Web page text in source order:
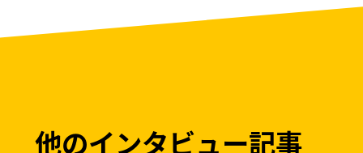
他のインタビュー記事